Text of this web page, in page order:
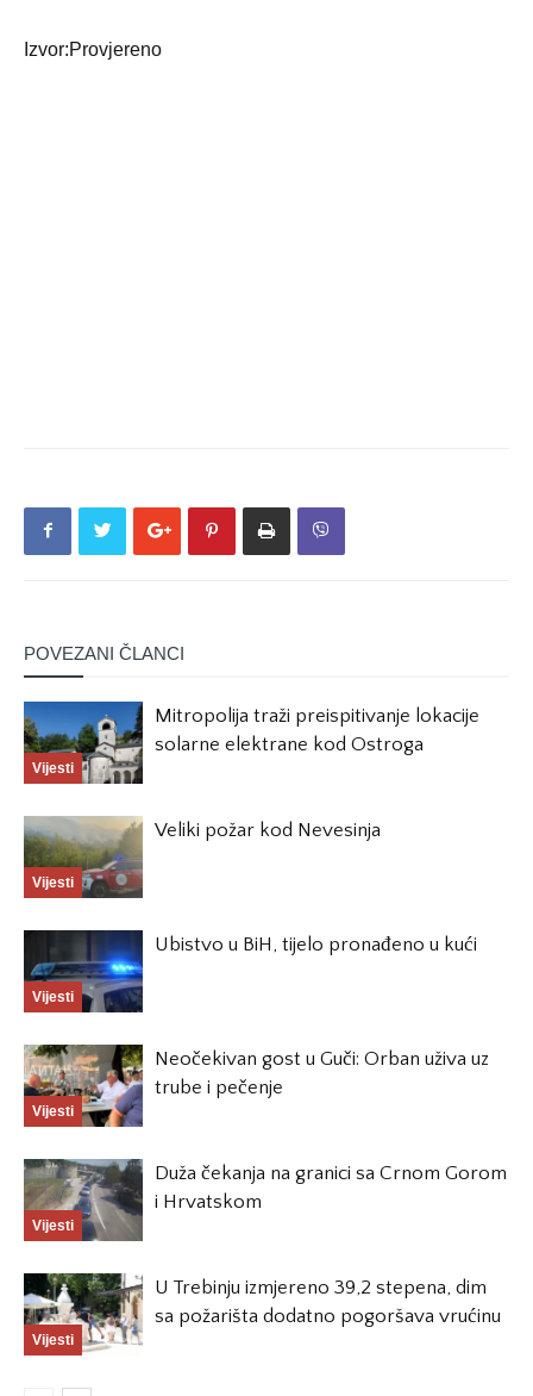
Izvor:Provjereno
POVEZANI ČLANCI
Vijesti
Mitropolija traži preispitivanje lokacije
solarne elektrane kod Ostroga
Vijesti
Veliki požar kod Nevesinja
Vijesti
Ubistvo u BiH, tijelo pronađeno u kući
Vijesti
Neočekivan gost u Guči: Orban uživa uz
trube i pečenje
Vijesti
Duža čekanja na granici sa Crnom Gorom
i Hrvatskom
Vijesti
U Trebinju izmjereno 39,2 stepena, dim
sa požarišta dodatno pogoršava vrućinu